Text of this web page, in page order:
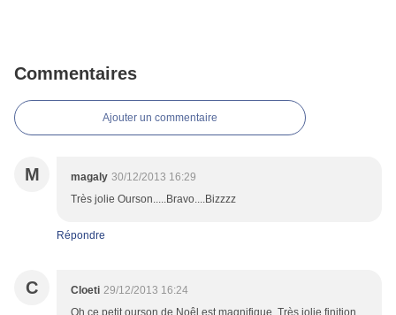
Commentaires
Ajouter un commentaire
M magaly 30/12/2013 16:29
Très jolie Ourson.....Bravo....Bizzzz
Répondre
C Cloeti 29/12/2013 16:24
Oh ce petit ourson de Noêl est magnifique. Très jolie finition.